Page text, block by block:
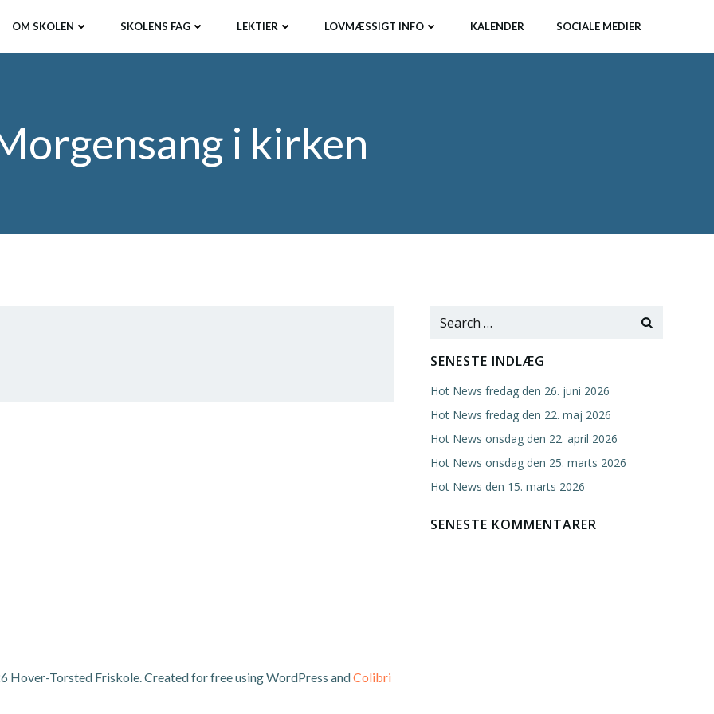
OM SKOLEN SKOLENS FAG LEKTIER LOVMÆSSIGT INFO KALENDER SOCIALE MEDIER
i kirken
Search
SENESTE INDLÆG
Hot News fredag den 26. juni 2026
Hot News fredag den 22. maj 2026
Hot News onsdag den 22. april 2026
Hot News onsdag den 25. marts 2026
Hot News den 15. marts 2026
SENESTE KOMMENTARER
Hover-Torsted Friskole. Created for free using WordPress andColibri